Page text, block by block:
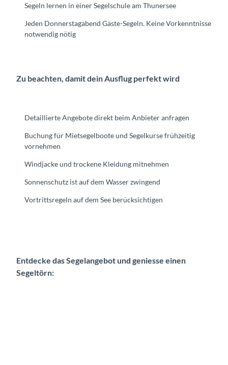
Segeln lernen in einer Segelschule am Thunersee
Jeden Donnerstagabend Gäste-Segeln. Keine Vorkenntnisse
notwendig nötig
Zu beachten, damit dein Ausflug perfekt wird
Detaillierte Angebote direkt beim Anbieter anfragen
Buchung für Mietsegelboote und Segelkurse frühzeitig
vornehmen
Windjacke und trockene Kleidung mitnehmen
Sonnenschutz ist auf dem Wasser zwingend
Vortrittsregeln auf dem See berücksichtigen
Entdecke das Segelangebot und geniesse einen
Segeltörn: